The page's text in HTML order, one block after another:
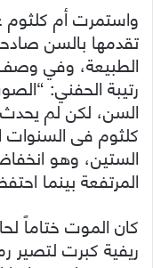
واستمرت أم
تقدمها بالسن
الطبيعة، وفي وصف
رتيبة الحفني:
السن، لكن لم
كلثوم فى السنوات
الستين، وهو
المرتفعة بينما
كان الموت ختاماً
ريفية كبرت لتصير